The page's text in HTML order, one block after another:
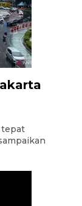
tepat